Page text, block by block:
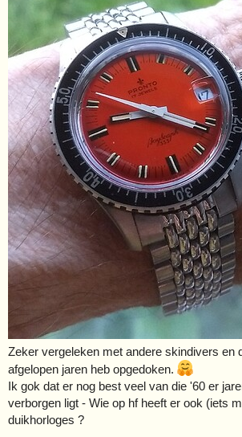
Zeker vergeleken met andere skindivers en
afgelopen jaren heb opgedoken.
Ik gok dat er nog best veel van die '60 er
verborgen ligt - Wie op hf heeft er ook (iets
duikhorloges ?